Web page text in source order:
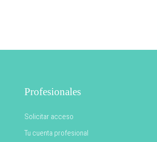
Profesionales
Solicitar acceso
Tu cuenta profesional